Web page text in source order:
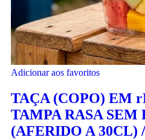
Adicionar aos favoritos
TAÇA (COPO) EM
TAMPA RASA SEM
(AFERIDO A 30CL)